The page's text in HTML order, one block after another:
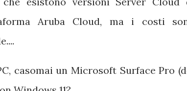
Aruba Cloud, ma i costi
casomai un Microsoft Surface Pro